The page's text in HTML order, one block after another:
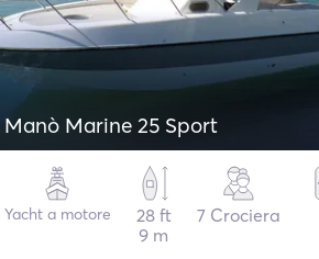
Manò Marine 25 Sport
Yacht a motore
28 ft
9 m
7 Crociera